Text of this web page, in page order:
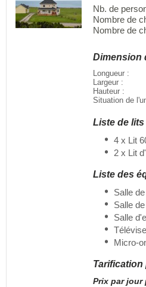
Nb. de
Nombre de
Nombre de
Dimension
Longueur :
Largeur :
Hauteur :
Situation de
Liste de lits
4 x Lit
2 x Lit
Liste des
Salle
Salle
Salle
Micro-
Tarification
Prix par jour